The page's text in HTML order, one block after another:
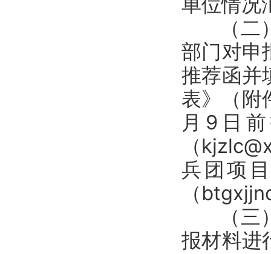
（二）
部门对申
推荐函并
表》（附
月9日
（
兵团项
（
（三）
报材料进